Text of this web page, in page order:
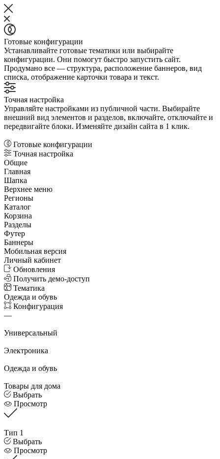
Готовые конфигурации
Устанавливайте готовые тематики или выбирайте
конфигурации. Они помогут быстро запустить сайт.
Продумано все — структура, расположение баннеров, вид
списка, отображение карточки товара и текст.
Точная настройка
Управляйте настройками из публичной части. Выбирайте
внешний вид элементов и разделов, включайте, отключайте и
передвигайте блоки. Изменяйте дизайн сайта в 1 клик.
Готовые конфигурации
Точная настройка
Общие
Главная
Шапка
Верхнее меню
Регионы
Каталог
Корзина
Разделы
Футер
Баннеры
Мобильная версия
Личный кабинет
Обновления
Получить демо-доступ
Тематика
Одежда и обувь
Конфигурация
—
Универсальный
Электроника
Одежда и обувь
Товары для дома
Выбрать
Просмотр
Тип 1
Выбрать
Просмотр